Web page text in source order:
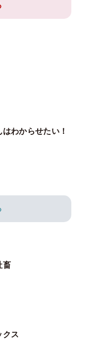
わからせたい！
畜
クス